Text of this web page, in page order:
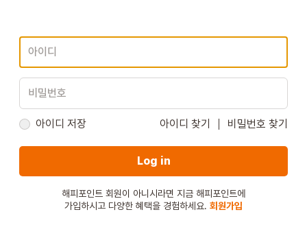
MENU
EVENT
STORE
아이디 저장 아이디 찾기 비밀번호 찾기
Log in
해피포인트 회원이 아니시라면 지금 해피포인트에
가입하시고 다양한 혜택을 경험하세요. 회원가입